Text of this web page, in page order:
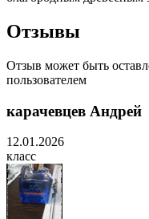
Отзывы
Отзыв может быть
пользователем
карачевцев Андрей
12.01.2026
класс